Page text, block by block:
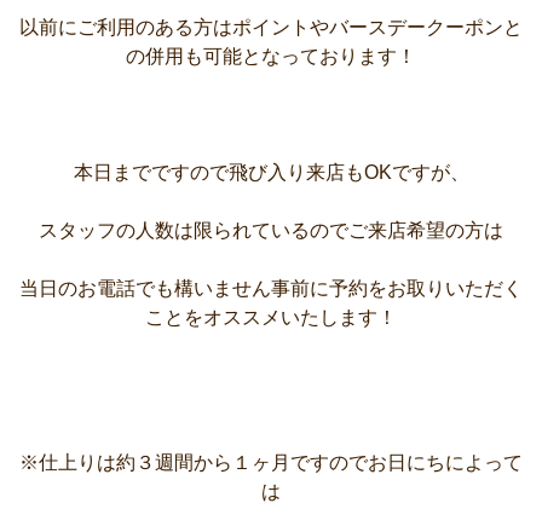
以前にご利用のある方はポイントやバースデークーポンと
の併用も可能となっております！
本日までですので飛び入り来店もOKですが、
スタッフの人数は限られているのでご来店希望の方は
当日のお電話でも構いません事前に予約をお取りいただく
ことをオススメいたします！
※仕上りは約３週間から１ヶ月ですのでお日にちによって
は